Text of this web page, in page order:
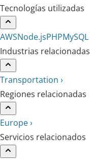
Tecnologías utilizadas
AWSNode.jsPHPMySQL
Industrias relacionadas
Transportation ›
Regiones relacionadas
Europe ›
Servicios relacionados